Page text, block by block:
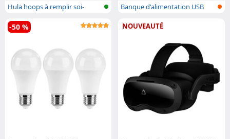
Hula hoops à remplir soi-
même
Banque d'alimentation USB
-50 % NOUVEAUTÉ